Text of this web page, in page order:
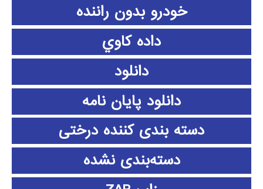
خودرو بدون راننده
داده كاوي
دانلود
دانلود پايان نامه
دسته بندی کننده درختی
دسته‌بندی نشده